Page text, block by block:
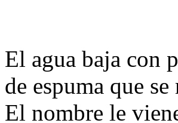
El agua baja con
de espuma que
El nombre le